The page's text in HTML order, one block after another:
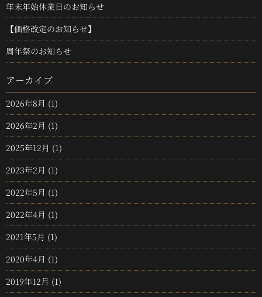
年末年始休業日のお知らせ
【価格改定のお知らせ】
周年祭のお知らせ
アーカイブ
2026年8月 (1)
2026年2月 (1)
2025年12月 (1)
2023年2月 (1)
2022年5月 (1)
2022年4月 (1)
2021年5月 (1)
2020年4月 (1)
2019年12月 (1)